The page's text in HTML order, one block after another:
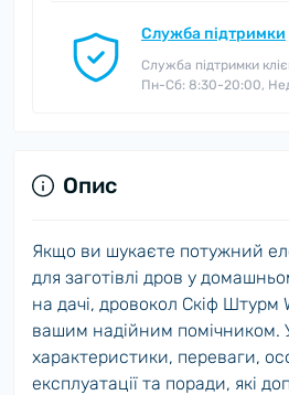
Служба підтримки
Служба підтримки
Пн-Сб: 8:30-20:00,
Опис
Якщо ви шукаєте потужний
для заготівлі дров у
на дачі, дровокол Скіф
вашим надійним помічником.
характеристики, переваги,
експлуатації та поради, які